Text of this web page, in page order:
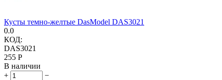
Кусты темно-желтые DasModel DAS3021
0.0
КОД:
DAS3021
‍255‍ Р
В наличии
+
−